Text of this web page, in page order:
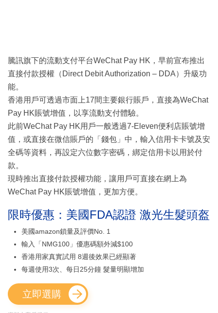
騰訊旗下的流動支付平台WeChat Pay HK，早前宣布推出
直接付款授權（Direct Debit Authorization – DDA）升級功
能。
香港用戶可透過市面上17間主要銀行賬戶，直接為WeChat
Pay HK賬號增值，以享流動支付體驗。
此前WeChat Pay HK用戶一般透過7-Eleven便利店賬號增
值，或直接在微信賬戶的「錢包」中，輸入信用卡卡號及安
全碼等資料，再設定六位數字密碼，綁定信用卡以用於付
款。
現時推出直接付款授權功能，讓用戶可直接在網上為
WeChat Pay HK賬號增值，更加方便。
限時優惠：美國FDA認證 激光生髮頭盔
美國amazon鎖量及評價No. 1
輸入「NMG100」優惠碼額外減$100
香港用家真實試用 8週後效果已經顯著
每週使用3次、每日25分鐘 髮量明顯增加
立即選購